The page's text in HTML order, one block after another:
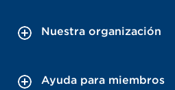
Nuestra organización
Ayuda para miembros